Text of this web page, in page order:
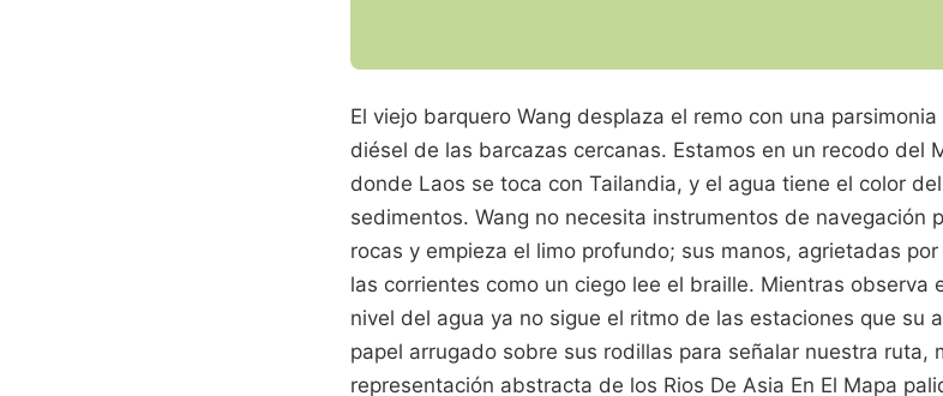
El viejo barquero Wang desplaza el remo con una
diésel de las barcazas cercanas. Estamos en un recodo del
donde Laos se toca con Tailandia, y el agua tiene el color
sedimentos. Wang no necesita instrumentos de navegación
rocas y empieza el limo profundo; sus manos, agrietadas
las corrientes como un ciego lee el braille. Mientras observa
nivel del agua ya no sigue el ritmo de las estaciones que su
papel arrugado sobre sus rodillas para señalar nuestra ruta,
representación abstracta de los Rios De Asia En El Mapa